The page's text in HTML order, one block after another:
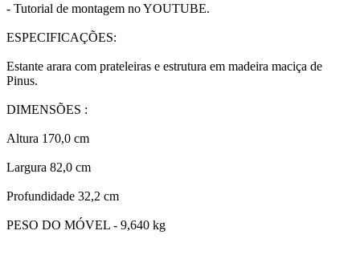
- Tutorial de montagem no YOUTUBE.
ESPECIFICAÇÕES:
Estante arara com prateleiras e estrutura em madeira maciça de
Pinus.
DIMENSÕES :
Altura 170,0 cm
Largura 82,0 cm
Profundidade 32,2 cm
PESO DO MÓVEL - 9,640 kg